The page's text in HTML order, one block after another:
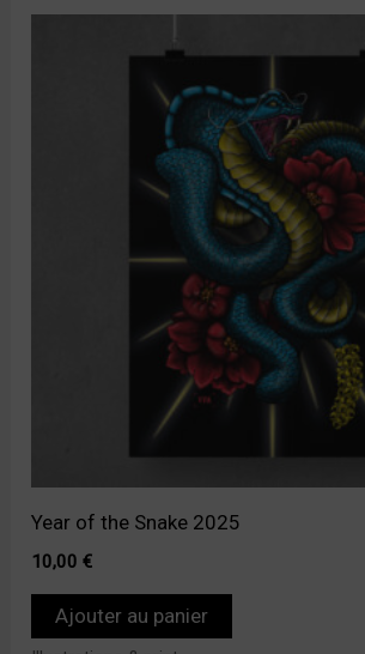
Year of the Snake 2025
10,00€
Ajouter au panier